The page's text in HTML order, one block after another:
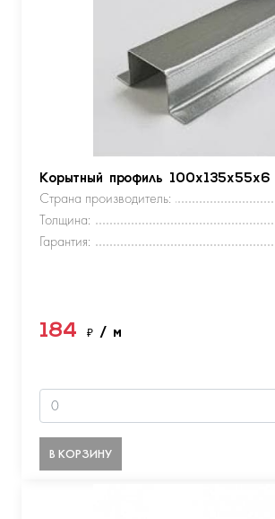
Корытный профиль 100х135х55х6
Страна производитель:
Толщина:
Гарантия:
184 ₽ / м
В КОРЗИНУ